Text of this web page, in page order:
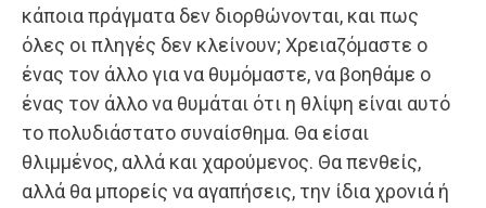
κάποια πράγματα δεν διορθώνονται, και πως
όλες οι πληγές δεν κλείνουν; Χρειαζόμαστε ο
ένας τον άλλο για να θυμόμαστε, να βοηθάμε ο
ένας τον άλλο να θυμάται ότι η θλίψη είναι αυτό
το πολυδιάστατο συναίσθημα. Θα είσαι
θλιμμένος, αλλά και χαρούμενος. Θα πενθείς,
αλλά θα μπορείς να αγαπήσεις, την ίδια χρονιά ή